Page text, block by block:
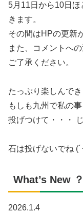
5月11日から10日ほ
きます。
その間はHPの更新
また、コメントへ
ご了承ください。
たっぷり楽しんでき
もしも九州で私の
投げつけて・・・
石は投げないでね
What’s New ？
2026.1.4